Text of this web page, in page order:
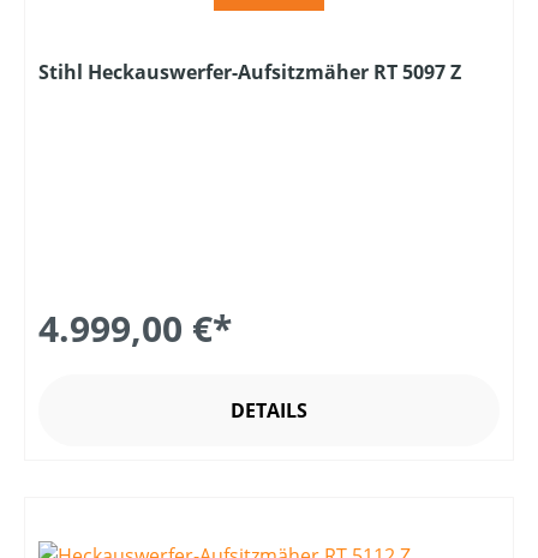
Stihl Heckauswerfer-Aufsitzmäher RT 5097 Z
4.999,00 €*
DETAILS